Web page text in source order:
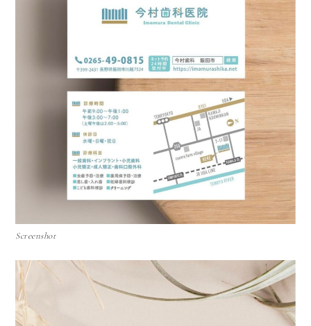
Screenshot